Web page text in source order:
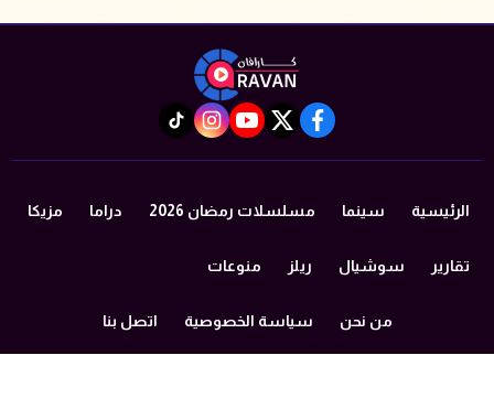
facebook
twitter
youtube
instagram
tiktok
الرئيسية سينما مسلسلات رمضان 2026 دراما مزيكا
تقارير سوشيال ريلز منوعات
من نحن سياسة الخصوصية اتصل بنا